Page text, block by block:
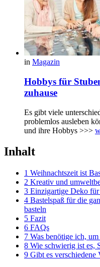
in Magazin
Hobbys für
zuhause
Es gibt viele
problemlos ausleben
und ihre Hobbys >>>
Inhalt
1 Weihnachtszeit ist
2 Kreativ und
3 Einzigartige Deko für
4 Bastelspaß für die
basteln
5 Fazit
6 FAQs
7 Was benötige ich,
8 Wie schwierig ist es,
9 Gibt es verschiedene